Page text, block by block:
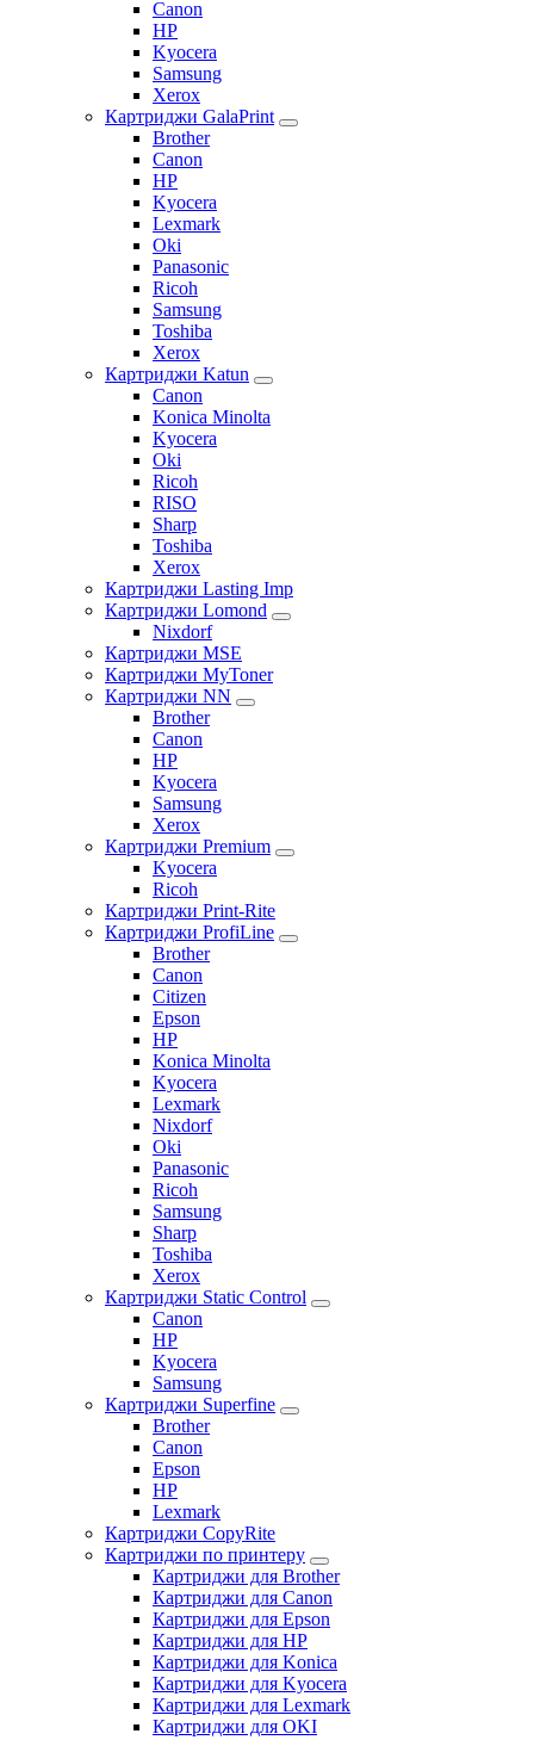
Canon
HP
Kyocera
Samsung
Xerox
Картриджи GalaPrint
Brother
Canon
HP
Kyocera
Lexmark
Oki
Panasonic
Ricoh
Samsung
Toshiba
Xerox
Картриджи Katun
Canon
Konica Minolta
Kyocera
Oki
Ricoh
RISO
Sharp
Toshiba
Xerox
Картриджи Lasting Imp
Картриджи Lomond
Nixdorf
Картриджи MSE
Картриджи MyToner
Картриджи NN
Brother
Canon
HP
Kyocera
Samsung
Xerox
Картриджи Premium
Kyocera
Ricoh
Картриджи Print-Rite
Картриджи ProfiLine
Brother
Canon
Citizen
Epson
HP
Konica Minolta
Kyocera
Lexmark
Nixdorf
Oki
Panasonic
Ricoh
Samsung
Sharp
Toshiba
Xerox
Картриджи Static Control
Canon
HP
Kyocera
Samsung
Картриджи Superfine
Brother
Canon
Epson
HP
Lexmark
Картриджи CopyRite
Картриджи по принтеру
Картриджи для Brother
Картриджи для Canon
Картриджи для Epson
Картриджи для HP
Картриджи для Konica
Картриджи для Kyocera
Картриджи для Lexmark
Картриджи для OKI